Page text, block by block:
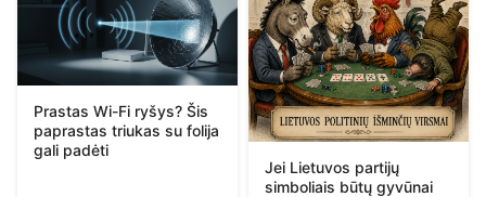
Prastas Wi-Fi ryšys? Šis
paprastas triukas su folija
gali padėti
Jei Lietuvos partijų
simboliais būtų gyvūnai